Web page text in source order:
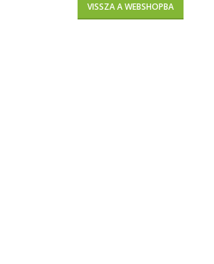
VISSZA A WEBSHOPBA